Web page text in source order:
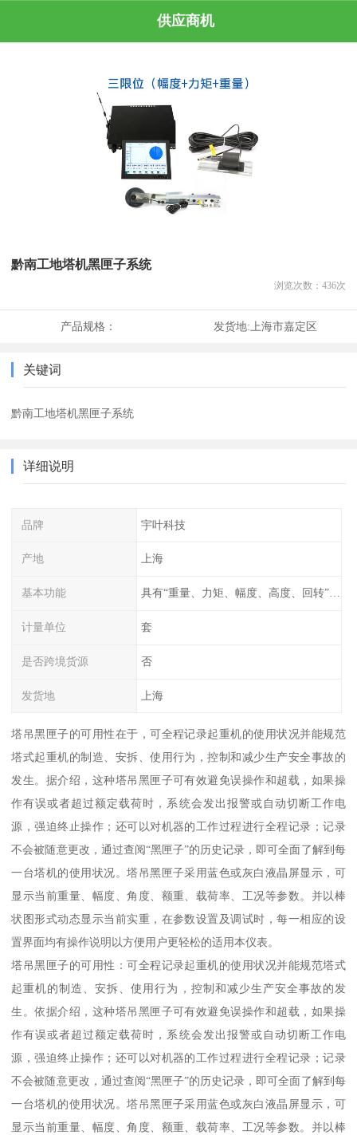
供应商机
黔南工地塔机黑匣子系统
浏览次数： 436次
产品规格： 发货地:上海市嘉定区
关键词
黔南工地塔机黑匣子系统
详细说明
品牌 宇叶科技
产地 上海
基本功能 具有“重量、力矩、幅度、高度、回转”等参数的显示、记录、报警功
计量单位 套
是否跨境货源 否
发货地 上海
塔吊黑匣子的可用性在于，可全程记录起重机的使用状况并能规范
塔式起重机的制造、安拆、使用行为，控制和减少生产安全事故的
发生。据介绍，这种塔吊黑匣子可有效避免误操作和超载，如果操
作有误或者超过额定载荷时，系统会发出报警或自动切断工作电
源，强迫终止操作；还可以对机器的工作过程进行全程记录；记录
不会被随意更改，通过查阅“黑匣子”的历史记录，即可全面了解到每
一台塔机的使用状况。塔吊黑匣子采用蓝色或灰白液晶屏显示，可
显示当前重量、幅度、角度、额重、载荷率、工况等参数。并以棒
状图形式动态显示当前实重，在参数设置及调试时，每一相应的设
置界面均有操作说明以方便用户更轻松的适用本仪表。
塔吊黑匣子的可用性：可全程记录起重机的使用状况并能规范塔式
起重机的制造、安拆、使用行为，控制和减少生产安全事故的发
生。依据介绍，这种塔吊黑匣子可有效避免误操作和超载，如果操
作有误或者超过额定载荷时，系统会发出报警或自动切断工作电
源，强迫终止操作；还可以对机器的工作过程进行全程记录；记录
不会被随意更改，通过查阅“黑匣子”的历史记录，即可全面了解到每
一台塔机的使用状况。塔吊黑匣子采用蓝色或灰白液晶屏显示，可
显示当前重量、幅度、角度、额重、载荷率、工况等参数。并以棒